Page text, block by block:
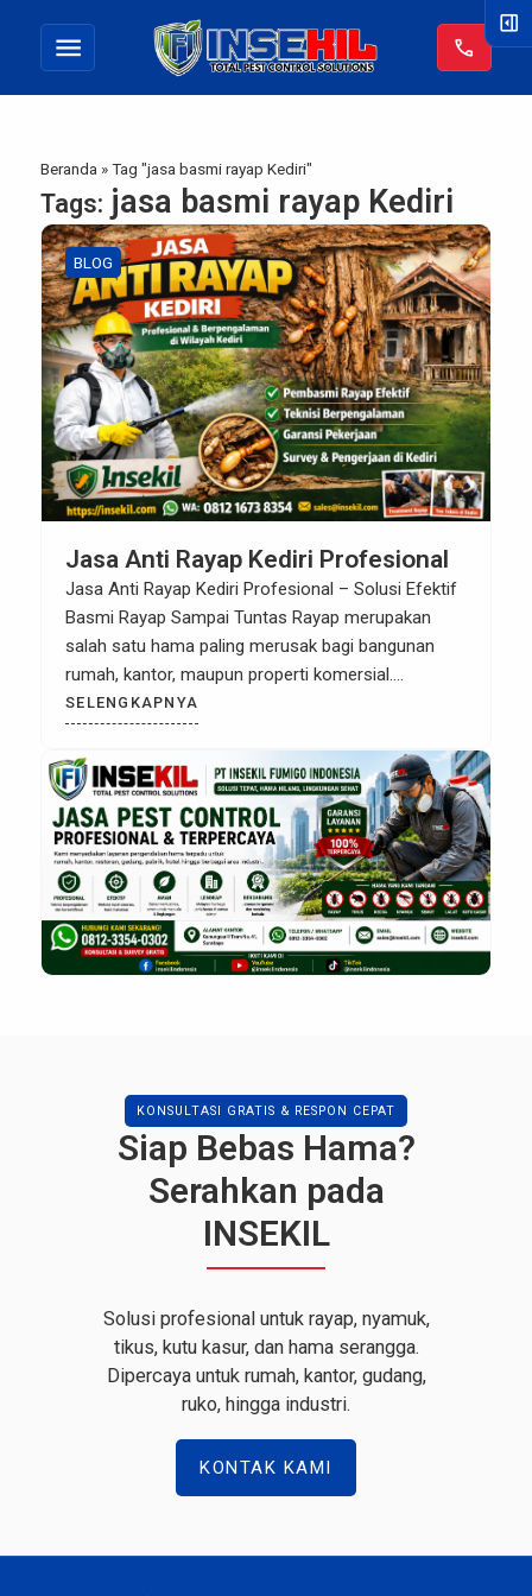
menu call
Beranda »Tag "jasa basmi rayap Kediri"
Tags: jasa basmi rayap Kediri
BLOG
Jasa Anti Rayap Kediri Profesional
Jasa Anti Rayap Kediri Profesional – Solusi Efektif
Basmi Rayap Sampai Tuntas Rayap merupakan
salah satu hama paling merusak bagi bangunan
rumah, kantor, maupun properti komersial.
Serangan rayap sering kali tidak disadari hingga
kerusakan sudah cukup parah. Kayu yang menjadi
kerangka bangunan, kusen pintu, lemari, hingga
furniture bisa rusak tanpa terlihat dari luar. Karena
itu, […]
SELENGKAPNYA
right_panel_open
KONSULTASI GRATIS & RESPON CEPAT
Siap Bebas Hama?
Serahkan pada
INSEKIL
Solusi profesional untuk rayap, nyamuk,
tikus, kutu kasur, dan hama serangga.
Dipercaya untuk rumah, kantor, gudang,
ruko, hingga industri.
KONTAK KAMI